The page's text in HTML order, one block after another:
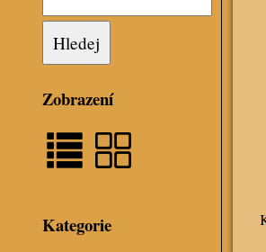
Zobrazení
Kategorie